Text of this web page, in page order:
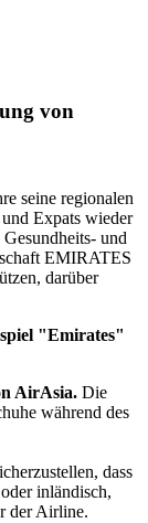
von
seine regionalen
Expats wieder
und
EMIRATES
darüber
"Emirates"
AirAsia. Die
während des
dass
inländisch,
der Airline.